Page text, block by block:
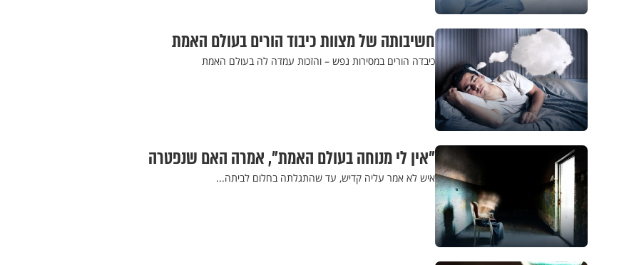
חשיבותה של מצוות כיבוד הורים בעולם האמת
כיבדה הורים במסירות נפש – והזכות עמדה לה בעולם האמת
"אין לי מנוחה בעולם האמת", אמרה האם שנפטרה
איש לא אמר עליה קדיש, עד שהתגלתה בחלום לביתה...